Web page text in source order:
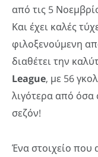
από τις 5
Και έχει καλές
φιλοξενούμενη
διαθέτει την
League, με 56
λιγότερα από όσα
σεζόν!
Ένα στοιχείο που